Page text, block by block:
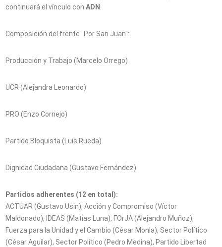
continuará el vínculo con ADN .
Composición del frente "Por San Juan":
Producción y Trabajo (Marcelo Orrego)
UCR (Alejandra Leonardo)
PRO (Enzo Cornejo)
Partido Bloquista (Luis Rueda)
Dignidad Ciudadana (Gustavo Fernández)
Partidos adherentes (12 en total):
ACTUAR (Gustavo Usin), Acción y Compromiso (Víctor
Maldonado), IDEAS (Matías Luna), FOrJA (Alejandro Muñoz),
Fuerza para la Unidad y el Cambio (César Monla), Sector Político
(César Aguilar), Sector Político (Pedro Medina), Partido Libertad